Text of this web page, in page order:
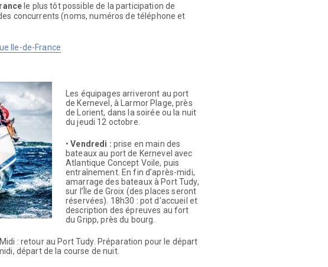
le plus tôt possible de la participation de
concurrents (noms, numéros de téléphone et
Ile-de-France
Les équipages arriveront au port
de Kernevel, à Larmor Plage, près
de Lorient, dans la soirée ou la nuit
du jeudi 12 octobre.
•Vendredi : prise en main des
bateaux au port de Kernevel avec
Atlantique Concept Voile, puis
entraînement. En fin d’après-midi,
amarrage des bateaux à Port Tudy,
sur l’Île de Groix (des places seront
réservées). 18h30 : pot d’accueil et
description des épreuves au fort
du Gripp, près du bourg.
: retour au Port Tudy. Préparation pour le départ
départ de la course de nuit.